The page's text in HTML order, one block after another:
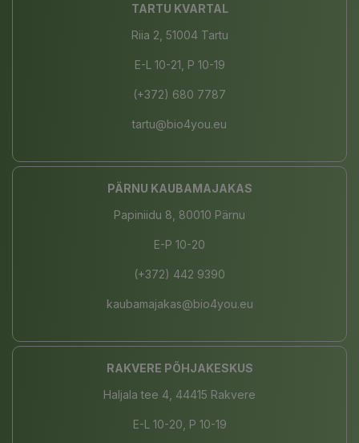
TARTU KVARTAL
Riia 2, 51004 Tartu
E-L 10-21, P 10-19
(+372) 680 7787
tartu@bio4you.eu
PÄRNU KAUBAMAJAKAS
Papiniidu 8, 80010 Pärnu
E-P 10-20
(+372) 442 9390
kaubamajakas@bio4you.eu
RAKVERE PÕHJAKESKUS
Haljala tee 4, 44415 Rakvere
E-L 10-20, P 10-19